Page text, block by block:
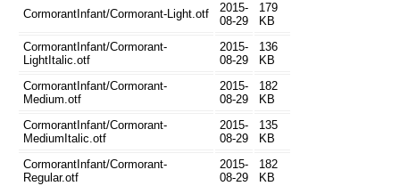
CormorantInfant/Cormorant-Light.otf
2015-
08-29
179
KB
CormorantInfant/Cormorant-
LightItalic.otf
2015-
08-29
136
KB
CormorantInfant/Cormorant-
Medium.otf
2015-
08-29
182
KB
CormorantInfant/Cormorant-
MediumItalic.otf
2015-
08-29
135
KB
CormorantInfant/Cormorant-
Regular.otf
2015-
08-29
182
KB